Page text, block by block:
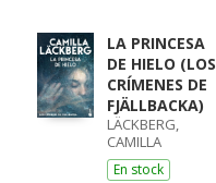
LA PRINCESA
DE HIELO (LOS
CRÍMENES DE
FJÄLLBACKA)
LÄCKBERG,
CAMILLA
En stock